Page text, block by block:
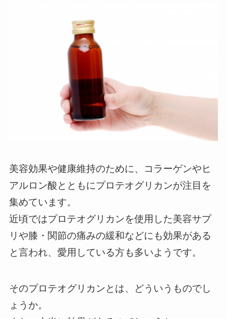
美容効果や健康維持のために、コラーゲンやヒ
アルロン酸とともにプロテオグリカンが注目を
集めています。
近頃ではプロテオグリカンを使用した美容サプ
リや膝・関節の痛みの緩和などにも効果がある
と言われ、愛用している方も多いようです。
そのプロテオグリカンとは、どういうものでし
ょうか。